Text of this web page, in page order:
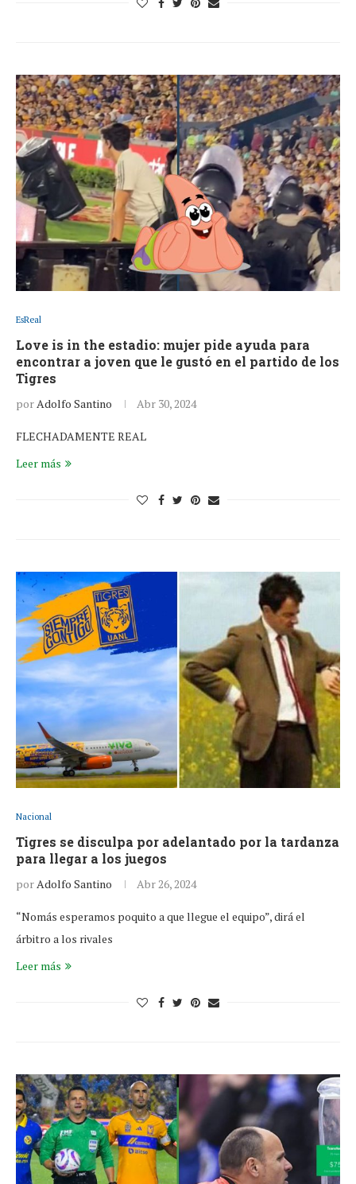
EsReal
Love is in the estadio: mujer pide ayuda para
encontrar a joven que le gustó en el partido de los
Tigres
porAdolfo Santino Abr 30, 2024
FLECHADAMENTE REAL
Leer más
Nacional
Tigres se disculpa por adelantado por la tardanza
para llegar a los juegos
porAdolfo Santino Abr 26, 2024
“Nomás esperamos poquito a que llegue el equipo”, dirá el
árbitro a los rivales
Leer más